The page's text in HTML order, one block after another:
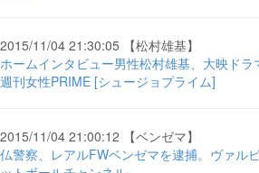
2015/11/04 21:30:05 【松村雄基】
ホームインタビュー男性松村雄基、大映ド
週刊女性PRIME [シュージョプライム]
2015/11/04 21:00:12 【ベンゼマ】
仏警察、レアルFWベンゼマを逮捕。ヴァル